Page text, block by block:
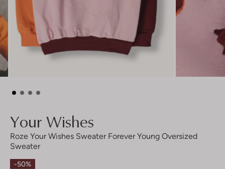
Your Wishes
Roze Your Wishes Sweater Forever Young Oversized
Sweater
-50%